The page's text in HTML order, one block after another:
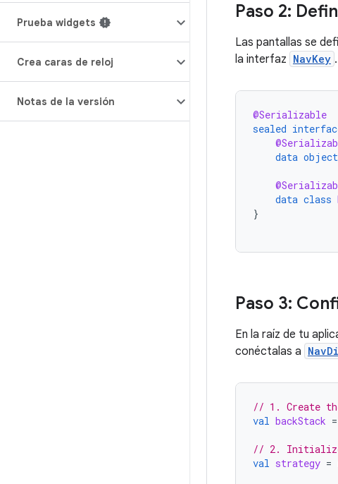
Prueba widgets
Crea caras de reloj
Notas de la versión
Paso 2:
Las pantallas se
la interfaz NavKey .
@Serializable
sealed
data object
data class
}
Paso 3:
En la raíz de tu
conéctalas a
// 1. Create
val backStack =
// 2. Initialize
val strategy =